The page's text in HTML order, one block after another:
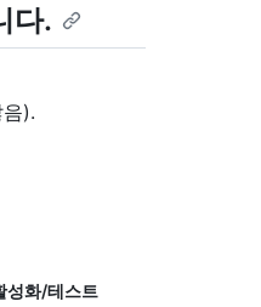
다.
).
성화/테스트